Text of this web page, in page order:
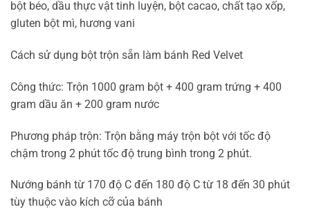
bột béo, dầu thực vật tinh luyện, bột cacao, chất tạo xốp,
gluten bột mì, hương vani
Cách sử dụng bột trộn sẵn làm bánh Red Velvet
Công thức: Trộn 1000 gram bột + 400 gram trứng + 400
gram dầu ăn + 200 gram nước
Phương pháp trộn: Trộn bằng máy trộn bột với tốc độ
chậm trong 2 phút tốc độ trung bình trong 2 phút.
Nướng bánh từ 170 độ C đến 180 độ C từ 18 đến 30 phút
tùy thuộc vào kích cỡ của bánh